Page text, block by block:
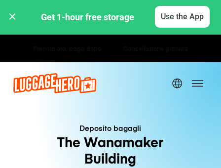
Get 1-hour free storage Use the App
Deposito bagagli
The Wanamaker
Building